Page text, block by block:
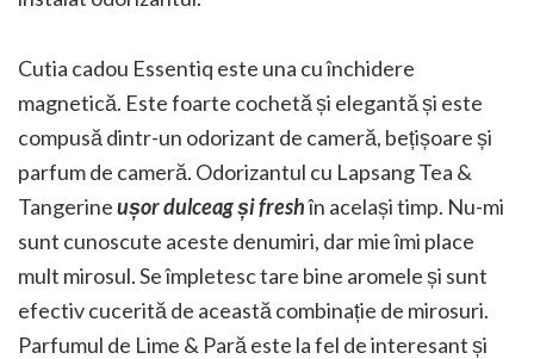
Cutia cadou Essentiq este una cu închidere
magnetică. Este foarte cochetă și elegantă și este
compusă dintr-un odorizant de cameră, bețișoare și
parfum de cameră. Odorizantul cu Lapsang Tea &
Tangerineușor dulceag și freshîn același timp. Nu-mi
sunt cunoscute aceste denumiri, dar mie îmi place
mult mirosul. Se împletesc tare bine aromele și sunt
efectiv cucerită de această combinație de mirosuri.
Parfumul de Lime & Pară este la fel de interesant și